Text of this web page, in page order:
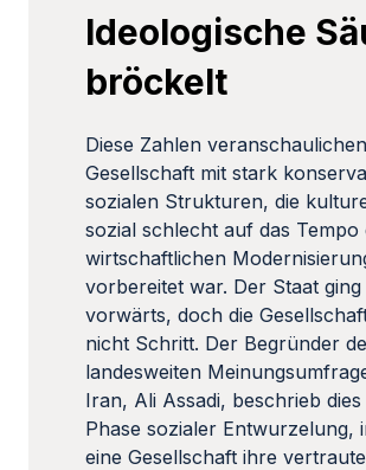
Ideologische
bröckelt
Diese Zahlen
Gesellschaft mit stark
sozialen Strukturen, die
sozial schlecht auf das Tempo
wirtschaftlichen
vorbereitet war. Der Staat ging
vorwärts, doch die
nicht Schritt. Der Begründer
landesweiten
Iran, Ali Assadi, beschrieb dies
Phase sozialer Entwurzelung,
eine Gesellschaft ihre vertraute